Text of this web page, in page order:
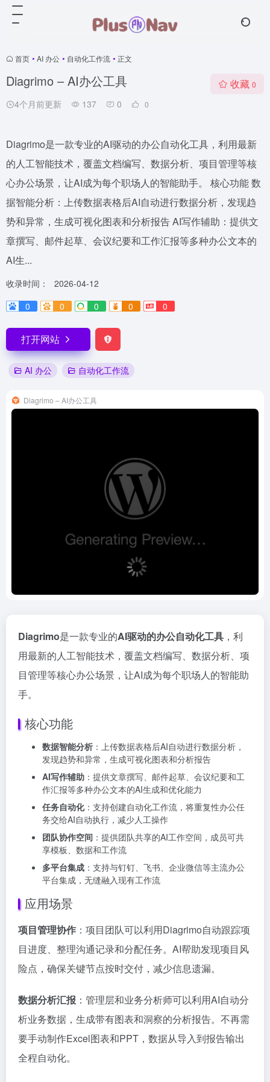
首页 • AI 办公 • 自动化工作流 • 正文
Diagrimo – AI办公工具
4个月前更新 137 0 0
收藏 0
Diagrimo是一款专业的AI驱动的办公自动化工具，利用最新
的人工智能技术，覆盖文档编写、数据分析、项目管理等核
心办公场景，让AI成为每个职场人的智能助手。 核心功能 数
据智能分析：上传数据表格后AI自动进行数据分析，发现趋
势和异常，生成可视化图表和分析报告 AI写作辅助：提供文
章撰写、邮件起草、会议纪要和工作汇报等多种办公文本的
AI生...
收录时间：
2026-04-12
0
0 0 0 0
打开网站
AI 办公 自动化工作流
Diagrimo – AI办公工具
Diagrimo是一款专业的AI驱动的办公自动化工具 ，利
用最新的人工智能技术，覆盖文档编写、数据分析、项
目管理等核心办公场景，让AI成为每个职场人的智能助
手。
核心功能
数据智能分析 ：上传数据表格后AI自动进行数据分析，
发现趋势和异常，生成可视化图表和分析报告
AI写作辅助 ：提供文章撰写、邮件起草、会议纪要和工
作汇报等多种办公文本的AI生成和优化能力
任务自动化：支持创建自动化工作流，将重复性办公任
务交给AI自动执行，减少人工操作
团队协作空间 ：提供团队共享的AI工作空间，成员可共
享模板、数据和工作流
多平台集成 ：支持与钉钉、飞书、企业微信等主流办公
平台集成，无缝融入现有工作流
应用场景
项目管理协作 ：项目团队可以利用Diagrimo自动跟踪项
目进度、整理沟通记录和分配任务。AI帮助发现项目风
险点，确保关键节点按时交付，减少信息遗漏。
数据分析汇报 ：管理层和业务分析师可以利用AI自动分
析业务数据，生成带有图表和洞察的分析报告。不再需
要手动制作Excel图表和PPT，数据从导入到报告输出
全程自动化。